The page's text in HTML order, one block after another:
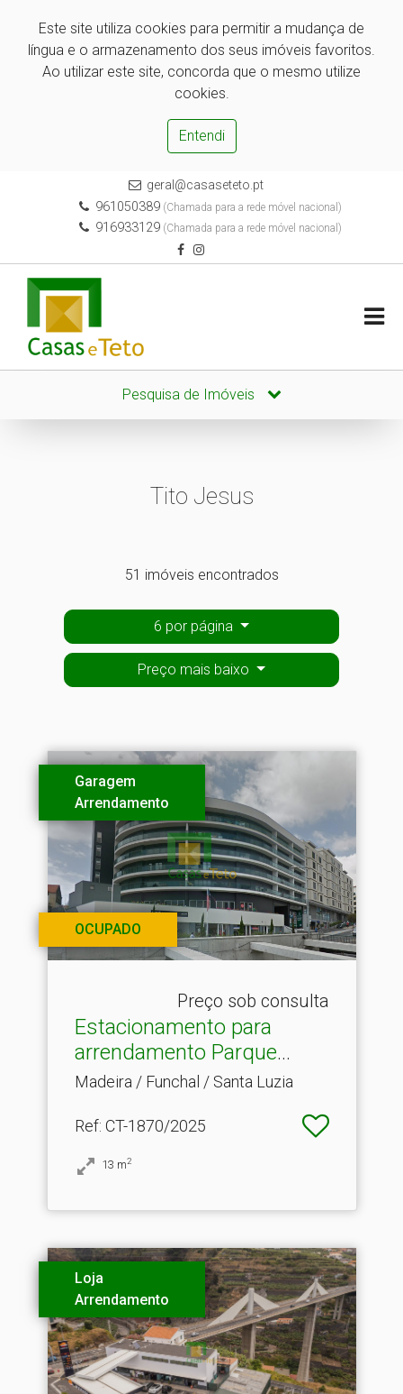
Este site utiliza cookies para permitir a mudança de
língua e o armazenamento dos seus imóveis favoritos.
Ao utilizar este site, concorda que o mesmo utilize
cookies.
Entendi
geral@casaseteto.pt
961050389 (Chamada para a rede móvel nacional)
916933129 (Chamada para a rede móvel nacional)
Pesquisa de Imóveis
Tito Jesus
51 imóveis encontrados
6 por página
Preço mais baixo
Garagem
Arrendamento
OCUPADO
Preço sob consulta
Estacionamento para
arrendamento Parque
Santa.​..
Madeira / Funchal / Santa Luzia
Ref: CT-1870/2025
13 m2
Loja
Arrendamento